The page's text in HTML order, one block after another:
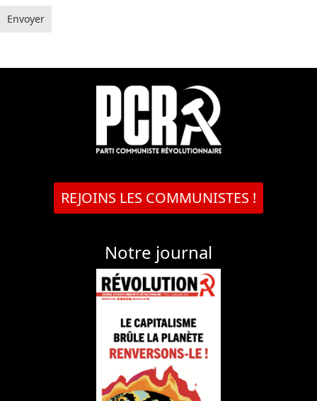
Envoyer
REJOINS LES COMMUNISTES !
Notre journal